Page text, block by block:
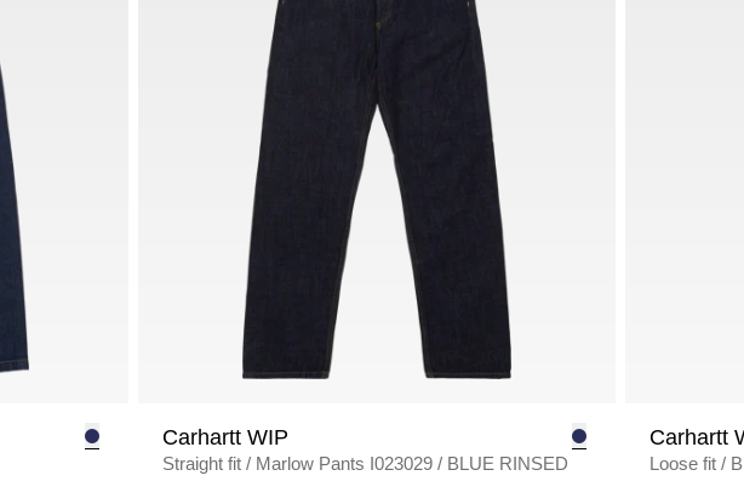
Carhartt WIP
Straight fit / Marlow Pants I023029 / BLUE RINSED
Carhartt
Loose fit /